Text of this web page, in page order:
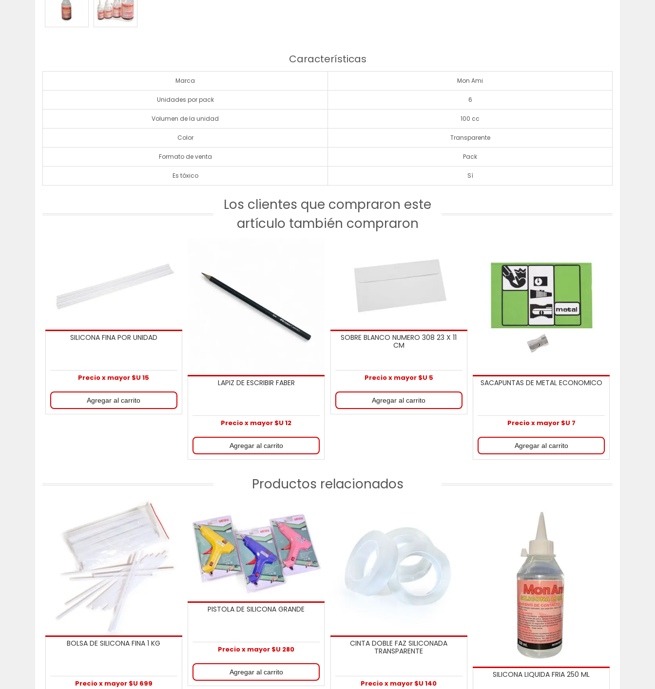
Características
Marca Mon Ami
Unidades por pack 6
Volumen de la unidad 100 cc
Color Transparente
Formato de venta Pack
Es tóxico Sí
Los clientes que compraron este
artículo también compraron
SILICONA FINA POR UNIDAD
Precio x mayor $U 15
LAPIZ DE ESCRIBIR FABER
Precio x mayor $U 12
SOBRE BLANCO NUMERO 308 23 X 11
CM
Precio x mayor $U 5
SACAPUNTAS DE METAL ECONOMICO
Precio x mayor $U 7
Productos relacionados
BOLSA DE SILICONA FINA 1 KG
Precio x mayor $U 699
PISTOLA DE SILICONA GRANDE
Precio x mayor $U 280
CINTA DOBLE FAZ SILICONADA
TRANSPARENTE
Precio x mayor $U 140
SILICONA LIQUIDA FRIA 250 ML